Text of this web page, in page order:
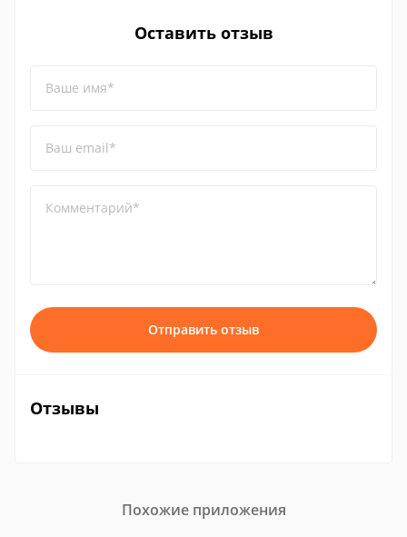
Оставить отзыв
Ваше имя*
Ваш email*
Комментарий*
Отправить отзыв
Отзывы
Похожие приложения